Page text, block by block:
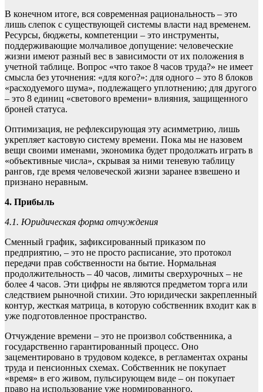
В конечном итоге, вся современная рациональность – это
лишь слепок с существующей системы власти над временем.
Ресурсы, бюджеты, компетенции – это инструменты,
поддерживающие молчаливое допущение: человеческие
жизни имеют разный вес в зависимости от их положения в
учетной таблице. Вопрос «что такое 8 часов труда?» не имеет
смысла без уточнения: «для кого?»: для одного – это 8 блоков
«расходуемого шума», подлежащего уплотнению; для другого
– это 8 единиц «светового времени» влияния, защищенного
броней статуса.
Оптимизация, не рефлексирующая эту асимметрию, лишь
укрепляет кастовую систему времени. Пока мы не назовем
вещи своими именами, экономика будет продолжать играть в
«объективные числа», скрывая за ними теневую таблицу
рангов, где время человеческой жизни заранее взвешено и
признано неравным.
4. Прибыль
4.1. Юридическая форма отчуждения
Сменный график, зафиксированный приказом по
предприятию, – это не просто расписание, это протокол
передачи прав собственности на бытие. Нормальная
продолжительность – 40 часов, лимиты сверхурочных – не
более 4 часов. Эти цифры не являются предметом торга или
следствием рыночной стихии. Это юридически закрепленный
контур, жесткая матрица, в которую собственник входит как в
уже подготовленное пространство.
Отчуждение времени – это не произвол собственника, а
государственно гарантированный процесс. Оно
зацементировано в трудовом кодексе, в регламентах охраны
труда и пенсионных схемах. Собственник не покупает
«время» в его живом, пульсирующем виде – он покупает
право на использование уже нормированного,